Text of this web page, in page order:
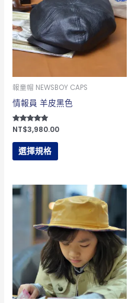
報童帽 NEWSBOY CAPS
情報員 羊皮黑色
評分
5.00
滿分 5
NT$3,980.00
選擇規格
有
多
種
款
可
在
品
面
選
項
產
品
有
多
種
款
式。